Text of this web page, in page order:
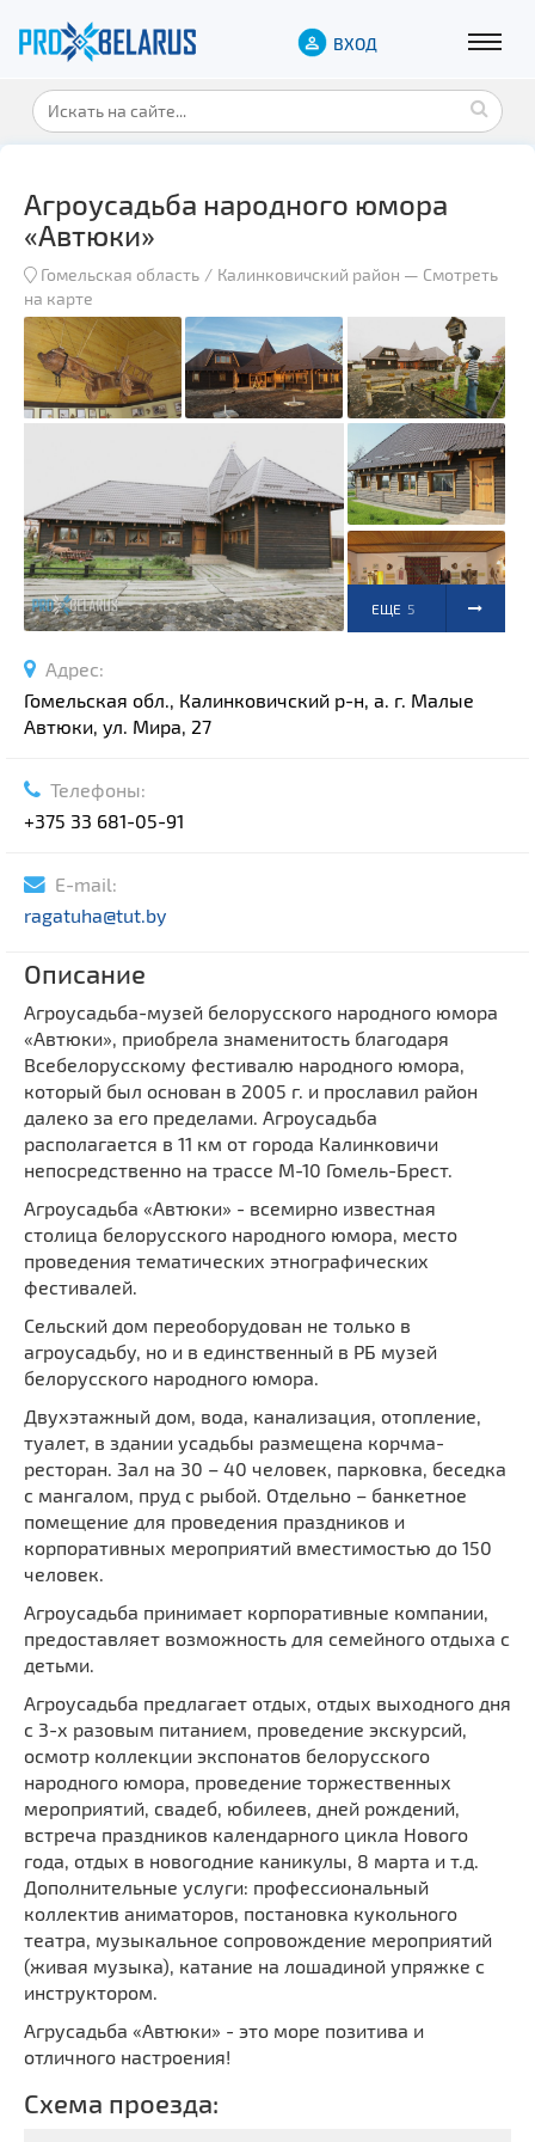
ВХОД
Агроусадьба народного юмора
«Автюки»
Гомельская область Калинковичский район — Смотреть
на карте
ЕЩЕ 5
Адрес:
Гомельская обл., Калинковичский р-н, а. г. Малые
Автюки, ул. Мира, 27
Телефоны:
+375 33 681-05-91
E-mail:
ragatuha@tut.by
Описание
Агроусадьба-музей белорусского народного юмора
«Автюки», приобрела знаменитость благодаря
Всебелорусскому фестивалю народного юмора,
который был основан в 2005 г. и прославил район
далеко за его пределами. Агроусадьба
располагается в 11 км от города Калинковичи
непосредственно на трассе М-10 Гомель-Брест.
Агроусадьба «Автюки» - всемирно известная
столица белорусского народного юмора, место
проведения тематических этнографических
фестивалей.
Сельский дом переоборудован не только в
агроусадьбу, но и в единственный в РБ музей
белорусского народного юмора.
Двухэтажный дом, вода, канализация, отопление,
туалет, в здании усадьбы размещена корчма-
ресторан. Зал на 30 – 40 человек, парковка, беседка
с мангалом, пруд с рыбой. Отдельно – банкетное
помещение для проведения праздников и
корпоративных мероприятий вместимостью до 150
человек.
Агроусадьба принимает корпоративные компании,
предоставляет возможность для семейного отдыха с
детьми.
Агроусадьба предлагает отдых, отдых выходного дня
с 3-х разовым питанием, проведение экскурсий,
осмотр коллекции экспонатов белорусского
народного юмора, проведение торжественных
мероприятий, свадеб, юбилеев, дней рождений,
встреча праздников календарного цикла Нового
года, отдых в новогодние каникулы, 8 марта и т.д.
Дополнительные услуги: профессиональный
коллектив аниматоров, постановка кукольного
театра, музыкальное сопровождение мероприятий
(живая музыка), катание на лошадиной упряжке с
инструктором.
Агрусадьба «Автюки» - это море позитива и
отличного настроения!
Схема проезда: